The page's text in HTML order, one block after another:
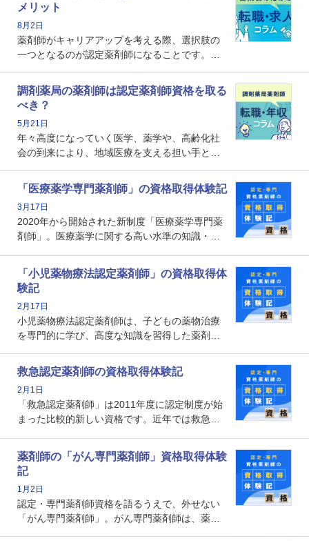
メリット
8月2日
薬剤師がキャリアアップを考える際、選択肢の
一つとなるのが認定薬剤師になることです。し
という声を聞いたことがあるかもしれません。
本記事では、認定薬剤師が「意味ない」といわ
れる理由や、取得するメリット、年収・キャリ
アへの影響を解説します。
調剤薬局の薬剤師は認定薬剤師資格を取る
べき？
5月21日
年々高度になっていく医学、薬学や、高齢化社
会の到来により、地域医療を支える担い手とし
で、重要度が増しているのが認定薬剤師という
資格です。認定薬剤師とはいったいどんな資格
なのでしょうか。それを取得するとどのような
メリットがあるのでしょうか。
「医療薬学専門薬剤師」の資格取得体験記
3月17日
2020年から開始された新制度「医療薬学専門薬
剤師」。医療薬学に関する高い水準の知識・技
剤師としての専門性を示す客観的な根拠の一つ
となります。取得要件は多岐に渡り、審査も複
数回ありますが、患者さんに対して一定の能力
の証明になる資格と言えます。
「小児薬物療法認定薬剤師」の資格取得体
験記
2月17日
小児薬物療法認定薬剤師は、子どもの薬物治療
を専門的に学び、高度な知識を習得した薬剤師
や、特有の疾患、心理状況を理解し、専門性を
深めることで、子どもとその保護者に寄り添え
る存在です。今回はそんな小児薬物療法認定薬
剤師の取得体験記をご紹介します。
救急認定薬剤師の資格取得体験記
2月1日
「救急認定薬剤師」は2011年度に認定制度が始
まった比較的新しい資格です。近年では救急病
とから、救急認定薬剤師を目指す病院薬剤師も
増えているのではないでしょうか。今回はそん
な救急認定薬剤師の取得体験記をご紹介しま
す。
薬剤師の「がん専門薬剤師」資格取得体験
記
1月2日
認定・専門薬剤師資格を語るうえで、外せない
「がん専門薬剤師」。がん専門薬剤師は、薬剤